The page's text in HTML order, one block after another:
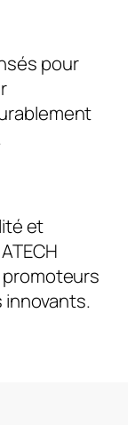
pour
et
innovants.